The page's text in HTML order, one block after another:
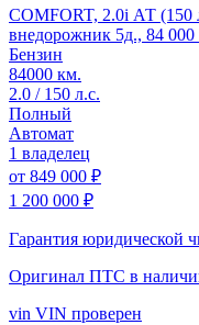
COMFORT, 2.0i АТ (150
внедорожник 5д., 84
Бензин
84000 км.
2.0 / 150 л.с.
Полный
Автомат
1 владелец
от 849 000 ₽
1 200 000 ₽
Гарантия юридической
Оригинал ПТС в
vin VIN проверен